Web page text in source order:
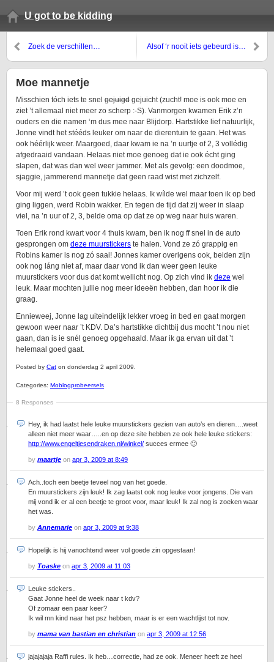
U got to be kidding
Zoek de verschillen… Alsof ‘r nooit iets gebeurd is…
Moe mannetje
Misschien tóch iets te snel gejuigd gejuicht (zucht! moe is ook moe en
ziet ’t allemaal niet meer zo scherp :-S). Vanmorgen kwamen Erik z’n
ouders en die namen ‘m dus mee naar Blijdorp. Hartstikke lief natuurlijk,
Jonne vindt het stééds leuker om naar de dierentuin te gaan. Het was
ook héérlijk weer. Maargoed, daar kwam ie na ’n uurtje of 2, 3 vollédig
afgedraaid vandaan. Helaas niet moe genoeg dat ie ook écht ging
slapen, dat was dan wel weer jammer. Met als gevolg: een doodmoe,
sjaggie, jammerend mannetje dat geen raad wist met zichzelf.
Voor mij werd ’t ook geen tukkie helaas. Ik wílde wel maar toen ik op bed
ging liggen, werd Robin wakker. En tegen de tijd dat zij weer in slaap
viel, na ’n uur of 2, 3, belde oma op dat ze op weg naar huis waren.
Toen Erik rond kwart voor 4 thuis kwam, ben ik nog ff snel in de auto
gesprongen om deze muurstickers te halen. Vond ze zó grappig en
Robins kamer is nog zó saai! Jonnes kamer overigens ook, beiden zijn
ook nog láng niet af, maar daar vond ik dan weer geen leuke
muurstickers voor dus dat komt wellicht nog. Op zich vind ik deze wel
leuk. Maar mochten jullie nog meer ideeën hebben, dan hoor ik die
graag.
Ennieweej, Jonne lag uiteindelijk lekker vroeg in bed en gaat morgen
gewoon weer naar ’t KDV. Da’s hartstikke dichtbij dus mocht ’t nou niet
gaan, dan is ie snél genoeg opgehaald. Maar ik ga ervan uit dat ’t
helemaal goed gaat.
Posted by Cat on donderdag 2 april 2009.
Categories: Moblogprobeersels
8 Responses
Hey, ik had laatst hele leuke muurstickers gezien van auto’s en dieren….weet
alleen niet meer waar…..en op deze site hebben ze ook hele leuke stickers:
http://www.engeltjesendraken.nl/winkel/ succes ermee 🙂
by maartje on apr 3, 2009 at 8:49
Ach..toch een beetje teveel nog van het goede.
En muurstickers zijn leuk! Ik zag laatst ook nog leuke voor jongens. Die van
mij vond ik er al een beetje te groot voor, maar leuk! Ik zal nog is zoeken waar
het was.
by Annemarie on apr 3, 2009 at 9:38
Hopelijk is hij vanochtend weer vol goede zin opgestaan!
by Toaske on apr 3, 2009 at 11:03
Leuke stickers..
Gaat Jonne heel de week naar t kdv?
Of zomaar een paar keer?
Ik wil mn kind naar het psz hebben, maar is er een wachtlijst tot nov.
by mama van bastian en christian on apr 3, 2009 at 12:56
jajajajaja Raffi rules. Ik heb…correctie, had ze ook. Meneer heeft ze heel